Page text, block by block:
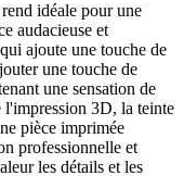
idéale pour une
audacieuse et
ajoute une touche de
une touche de
une sensation de
3D, la teinte
pièce imprimée
professionnelle et
les détails et les